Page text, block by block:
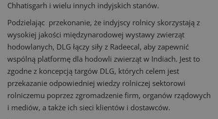
Chhatisgarh i wielu innych indyjskich stanów.
Podzielając przekonanie, że indyjscy rolnicy skorzystają z
wysokiej jakości międzynarodowej wystawy zwierząt
hodowlanych, DLG łączy siły z Radeecal, aby zapewnić
wspólną platformę dla hodowli zwierząt w Indiach. Jest to
zgodne z koncepcją targów DLG, których celem jest
przekazanie odpowiedniej wiedzy rolniczej sektorowi
rolniczemu poprzez zgromadzenie firm, organów rządowych
i mediów, a także ich sieci klientów i dostawców.